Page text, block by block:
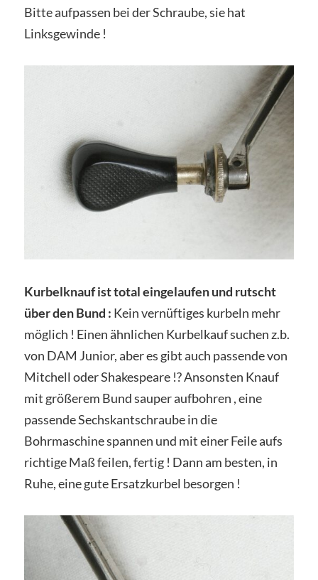
Bitte aufpassen bei der Schraube, sie hat
Linksgewinde !
Kurbelknauf ist total eingelaufen und rutscht
über den Bund : Kein vernüftiges kurbeln mehr
möglich ! Einen ähnlichen Kurbelkauf suchen z.b.
von DAM Junior, aber es gibt auch passende von
Mitchell oder Shakespeare !? Ansonsten Knauf
mit größerem Bund sauper aufbohren , eine
passende Sechskantschraube in die
Bohrmaschine spannen und mit einer Feile aufs
richtige Maß feilen, fertig ! Dann am besten, in
Ruhe, eine gute Ersatzkurbel besorgen !